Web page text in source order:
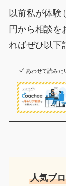
以前私が体験
円から相談を
ればぜひ以下
あわせて読みた
人気ブ